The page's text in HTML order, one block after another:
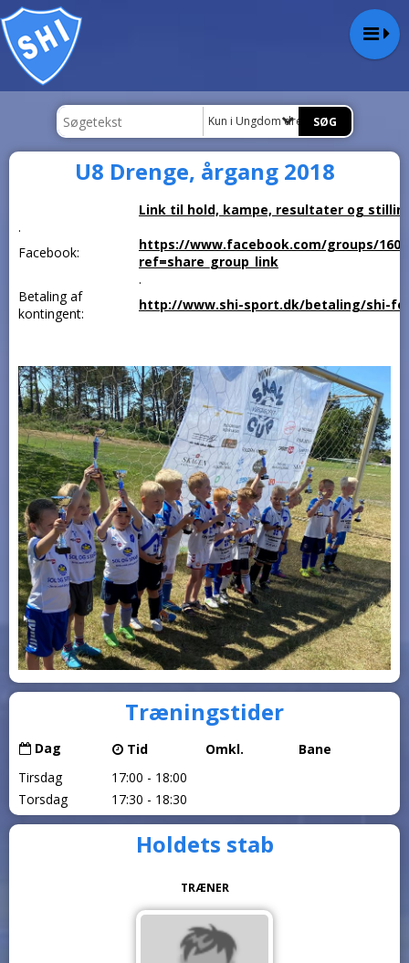
Kun i Ungdom drenge
U8 Drenge, årgang 2018
Link til hold, kampe, resultater og
.
Facebook:
https://www.facebook.com/groups/
ref=share_group_link
.
Betaling af
kontingent:
http://www.shi-sport.dk/betaling/shi-
Træningstider
Dag Tid Omkl.
Bane
Tirsdag
17:00 - 18:00
Torsdag
17:30 - 18:30
Holdets stab
TRÆNER